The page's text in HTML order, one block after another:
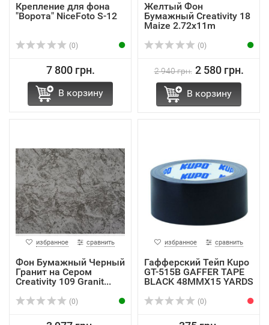
Крепление для фона
"Ворота" NiceFoto S-12
(0)
7 800 грн.
В корзину
Желтый Фон
Бумажный Creativity 18
Maize 2.72x11m
(0)
2 940 грн. 2 580 грн.
В корзину
избранное сравнить
Фон Бумажный Черный
Гранит на Сером
Creativity 109 Granit...
(0)
избранное сравнить
Гафферский Тейп Kupo
GT-515B GAFFER TAPE
BLACK 48MMX15 YARDS
(0)